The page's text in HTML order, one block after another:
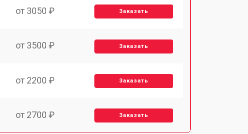
от 3050 ₽ Заказать
от 3500 ₽ Заказать
от 2200 ₽ Заказать
от 2700 ₽ Заказать